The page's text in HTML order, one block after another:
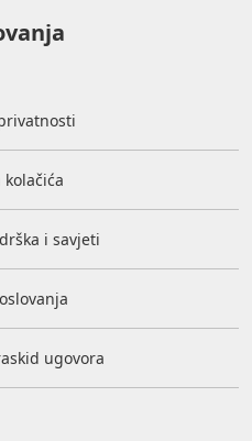
kolačića
i savjeti
ugovora